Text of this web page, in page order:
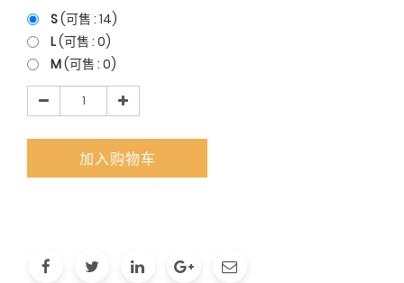
S(可售 :14)
L(可售 :0)
M(可售 :0)
加入购物车